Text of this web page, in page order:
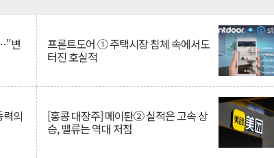
변 프론트도어 ① 주택시장 침체 속에서도
터진 호실적
의 [홍콩 대장주] 메이퇀② 실적은 고속 상
승, 밸류는 역대 저점